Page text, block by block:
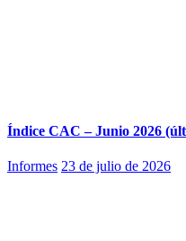
Índice CAC – Junio 2026
Informes 23 de julio de 2026